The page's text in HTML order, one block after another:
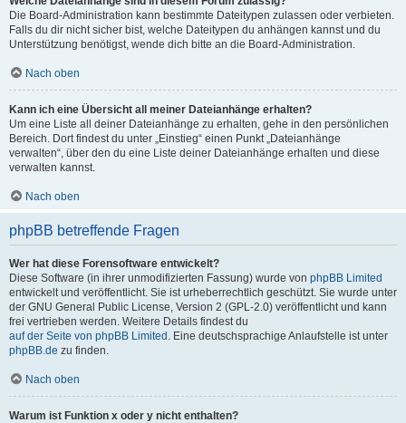
Die Board-Administration kann bestimmte Dateitypen zulassen oder verbieten.
Falls du dir nicht sicher bist, welche Dateitypen du anhängen kannst und du
Unterstützung benötigst, wende dich bitte an die Board-Administration.
Nach oben
Kann ich eine Übersicht all meiner Dateianhänge erhalten?
Um eine Liste all deiner Dateianhänge zu erhalten, gehe in den persönlichen
Bereich. Dort findest du unter „Einstieg“ einen Punkt „Dateianhänge
verwalten“, über den du eine Liste deiner Dateianhänge erhalten und diese
verwalten kannst.
Nach oben
phpBB betreffende Fragen
Wer hat diese Forensoftware entwickelt?
Diese Software (in ihrer unmodifizierten Fassung) wurde von phpBB Limited
entwickelt und veröffentlicht. Sie ist urheberrechtlich geschützt. Sie wurde unter
der GNU General Public License, Version 2 (GPL-2.0) veröffentlicht und kann
frei vertrieben werden. Weitere Details findest du
auf der Seite von phpBB Limited . Eine deutschsprachige Anlaufstelle ist unter
phpBB.de zu finden.
Nach oben
Warum ist Funktion x oder y nicht enthalten?